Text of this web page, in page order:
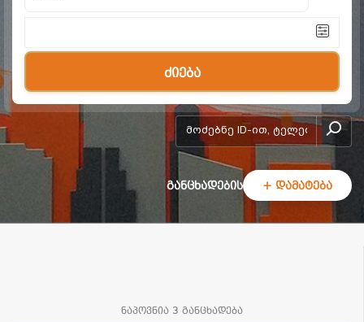
ძიება
add-form
განცხადების + დამატება
ნაპოვნია 3 განცხადება